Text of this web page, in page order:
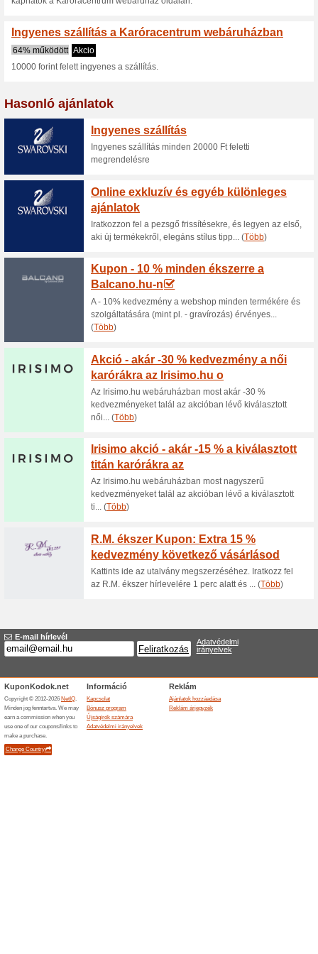
Aktuális
Akár - 50 %
Karoracentrum.hu
100% működött
Az Karoracentrum.hu
talál az akcióban lévő
Akár - 50 %
Karoracentrum.hu ol
100% működött Akcio
Az Karoracentrum.hu
talál az akcióban lévő
Akciós karórák -65
Karóracentrumban
74% működött Akcio
Akciós karórák a
kedvezménnyel. Találjon rá